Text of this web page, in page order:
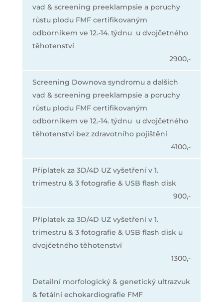
vad & screening preeklampsie a poruchy
růstu plodu FMF certifikovaným
odborníkem ve 12.-14. týdnu u dvojčetného
těhotenství
2900,-
Screening Downova syndromu a dalších
vad & screening preeklampsie a poruchy
růstu plodu FMF certifikovaným
odborníkem ve 12.-14. týdnu u dvojčetného
těhotenství bez zdravotního pojištění
4100,-
Příplatek za 3D/4D UZ vyšetření v 1.
trimestru & 3 fotografie & USB flash disk
900,-
Příplatek za 3D/4D UZ vyšetření v 1.
trimestru & 3 fotografie & USB flash disk u
dvojčetného těhotenství
1300,-
Detailní morfologický & genetický ultrazvuk
& fetální echokardiografie FMF